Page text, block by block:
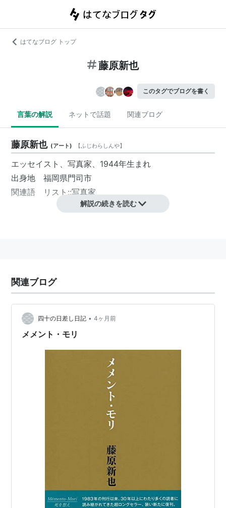
はてなブログ トップ
藤原新也
このタグでブログを書く
言葉の解説 ネットで話題 関連ブログ
藤原新也 (アート) 【ふじわらしんや】
エッセイスト、写真家、1944年生まれ
出身地 福岡県門司市
関連語
リスト::写真家
amazon:藤原新也
メメント・モリ
解説の続きを読む
関連ブログ
四十の日差し日記 • 4ヶ月前
メメント・モリ